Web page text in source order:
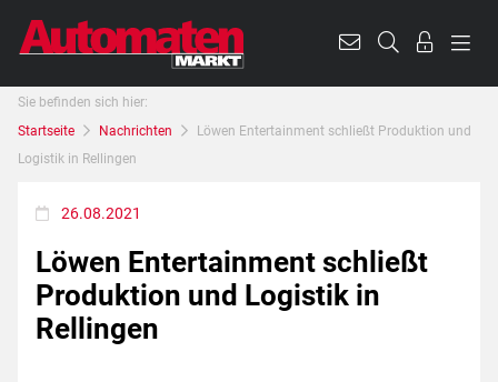
Sie befinden sich hier:
Startseite
Nachrichten
Löwen Entertainment schließt Produktion und
Logistik in Rellingen
26.08.2021
Löwen Entertainment schließt
Produktion und Logistik in
Rellingen